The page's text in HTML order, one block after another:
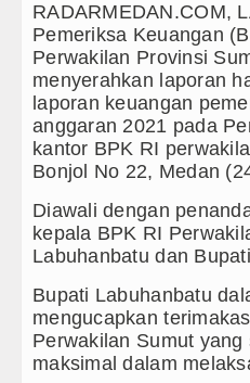
Siraman Rohani PSG
Ketua
Rico
Akses
Tim
RADARMEDAN.COM,
Pemeriksa Keuangan
Perwakilan Provinsi
menyerahkan laporan
laporan keuangan
anggaran 2021 pada
kantor BPK RI
Bonjol No 22, Medan
Diawali dengan
kepala BPK RI
Labuhanbatu dan
Bupati Labuhanbatu
mengucapkan
Perwakilan Sumut
maksimal dalam